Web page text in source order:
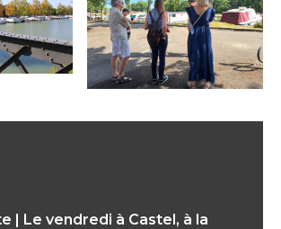
| Le vendredi à Castel, à la